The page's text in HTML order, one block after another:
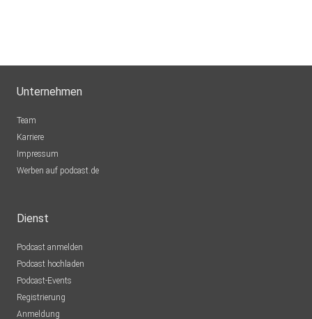
Unternehmen
Team
Karriere
Impressum
Werben auf podcast.de
Dienst
Podcast anmelden
Podcast hochladen
Podcast-Events
Registrierung
Anmeldung